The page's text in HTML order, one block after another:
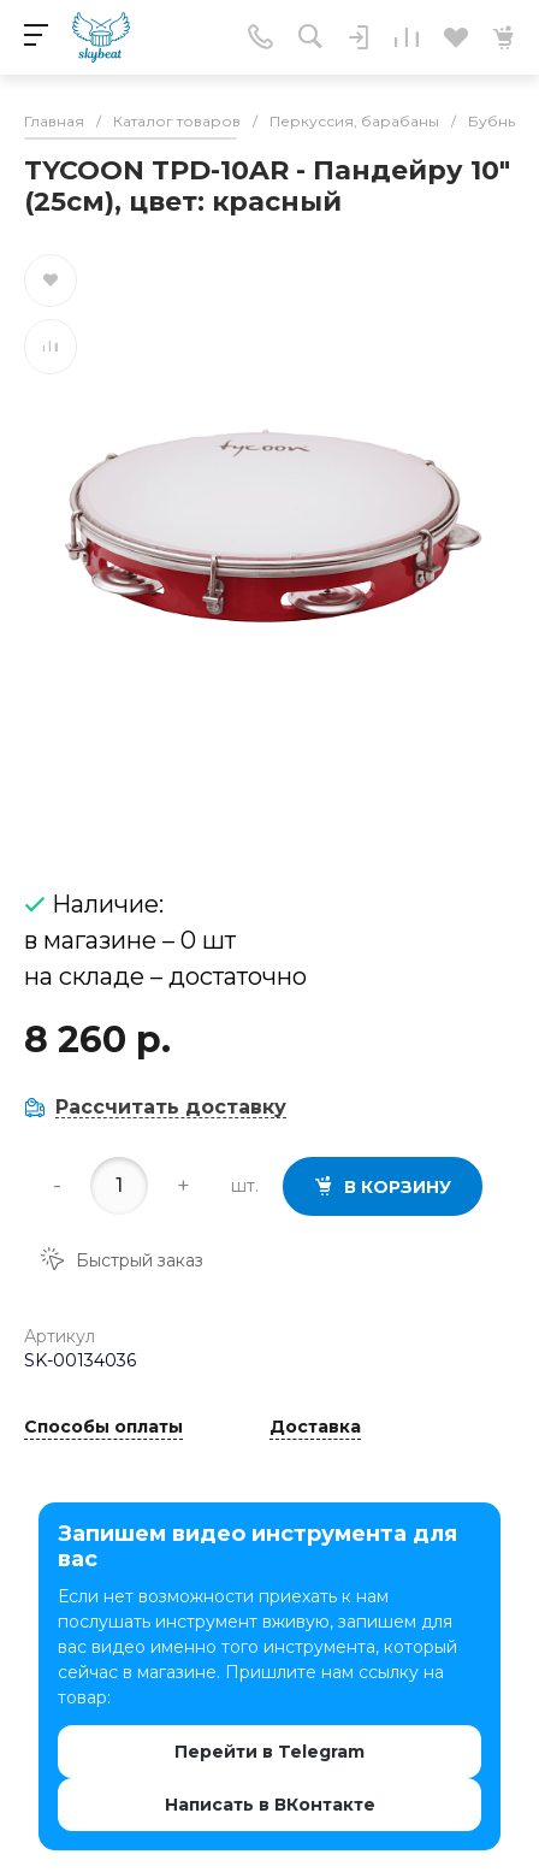
Главная / Каталог товаров / Перкуссия, барабаны / Бубны
TYCOON TPD-10AR - Пандейру 10"
(25см), цвет: красный
Наличие:
в магазине – 0 шт
на складе – достаточно
8 260 р.
Рассчитать доставку
- + шт. В КОРЗИНУ
Быстрый заказ
Артикул
SK-00134036
Способы оплаты Доставка
Запишем видео инструмента для
вас
Если нет возможности приехать к нам
послушать инструмент вживую, запишем для
вас видео именно того инструмента, который
сейчас в магазине. Пришлите нам ссылку на
товар:
Перейти в Telegram
Написать в ВКонтакте